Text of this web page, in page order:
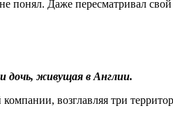
понял. Даже пересматривал свой
дочь, живущая в Англии.
возглавляя три